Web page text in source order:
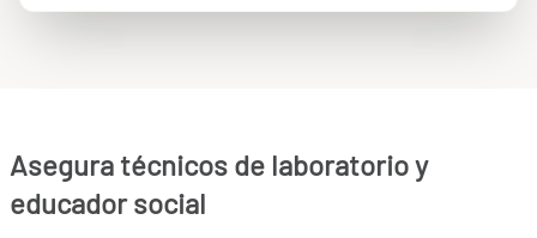
Asegura técnicos de laboratorio y
educador social